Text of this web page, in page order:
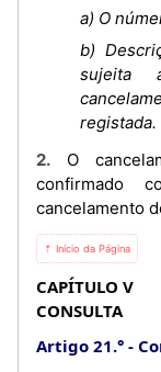
a) O
b)
sujeita
registada.
2. O cancelamento do registo da Garantia é
confirmado
cancelamento
⇡ Início da Página
CAPÍTULO V
CONSULTA
Artigo 21.°